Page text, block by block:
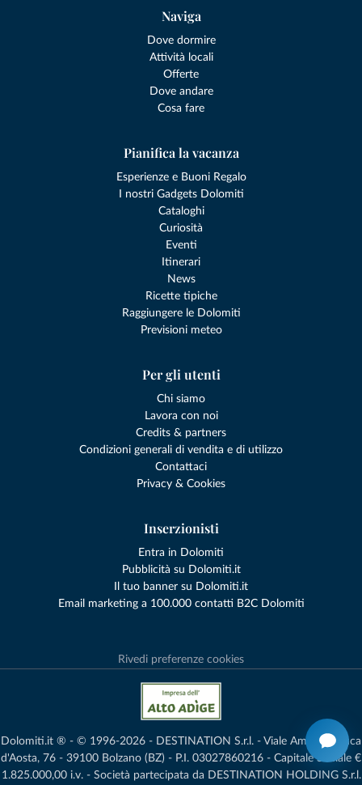
Naviga
Dove dormire
Attività locali
Offerte
Dove andare
Cosa fare
Pianifica la vacanza
Esperienze e Buoni Regalo
I nostri Gadgets Dolomiti
Cataloghi
Curiosità
Eventi
Itinerari
News
Ricette tipiche
Raggiungere le Dolomiti
Previsioni meteo
Per gli utenti
Chi siamo
Lavora con noi
Credits & partners
Condizioni generali di vendita e di utilizzo
Contattaci
Privacy & Cookies
Inserzionisti
Entra in Dolomiti
Pubblicità su Dolomiti.it
Il tuo banner su Dolomiti.it
Email marketing a 100.000 contatti B2C Dolomiti
Rivedi preferenze cookies
Dolomiti.it ® - © 1996-2026 - DESTINATION S.r.l. - Viale Amedeo Duca
d'Aosta, 76 - 39100 Bolzano (BZ) - P.I. 03027860216 - Capitale Sociale €
1.825.000,00 i.v. - Società partecipata da DESTINATION HOLDING S.r.l.